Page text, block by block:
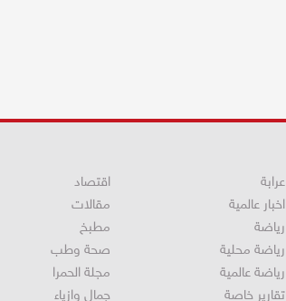
عرابة
اخبار عالمية
رياضة
رياضة محلية
رياضة عالمية
تقارير خاصة
اقتصاد
مقالات
مطبخ
صحة وطب
مجلة الحمرا
جمال وازياء